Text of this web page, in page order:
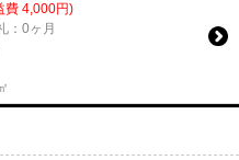
費 4,000円)
：0ヶ月